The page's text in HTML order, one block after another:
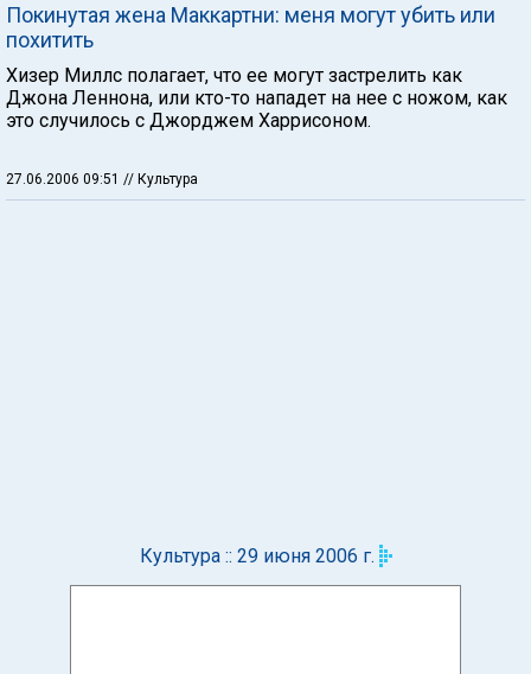
Покинутая жена Маккартни: меня могут убить или
похитить
Хизер Миллс полагает, что ее могут застрелить как
Джона Леннона, или кто-то нападет на нее с ножом, как
это случилось с Джорджем Харрисоном.
27.06.2006 09:51 // Культура
Культура :: 29 июня 2006 г.